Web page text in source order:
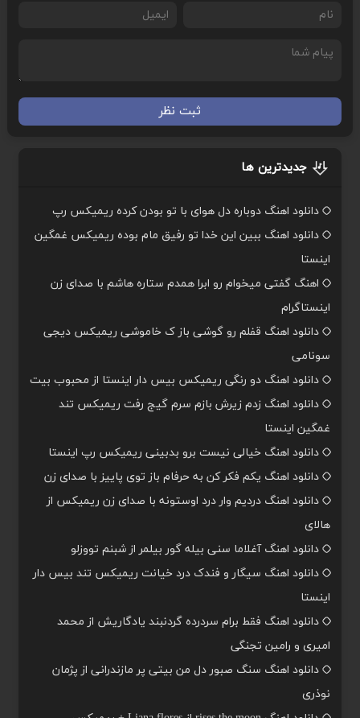
ثبت نظر
جدیدترین ها
دانلود اهنگ دوباره دل هوای با تو بودن کرده ریمیکس رپ
دانلود اهنگ ببین این خدا تو رفیق مام بوده ریمیکس غمگین
اینستا
اهنگ گفتی میخوام رو ابرا همدم ستاره هاشم با صدای زن
اینستاگرام
دانلود اهنگ قفلم رو گوشی باز ک خاموشی ریمیکس دیجی
سونامی
دانلود اهنگ دو رنگی ریمیکس بیس دار اینستا از محبوب بیت
دانلود اهنگ زدم زیرش بازم سرم گیج رفت ریمیکس تند
غمگین اینستا
دانلود اهنگ خیالی نیست برو بدبینی ریمیکس رپ اینستا
دانلود اهنگ یکم فکر کن به حرفام باز توی پاییز با صدای زن
دانلود اهنگ دردیم وار درد اوستونه با صدای زن ریمیکس از
هالای
دانلود اهنگ آغلاما سنی بیله گور بیلمر از شبنم تووزلو
دانلود اهنگ سیگار و فندک درد خیانت ریمیکس تند بیس دار
اینستا
دانلود اهنگ فقط برام سردرده گردنبند یادگاریش از محمد
امیری و رامین تجنگی
دانلود اهنگ سنگ صبور دل من بیتی پر مازندرانی از پژمان
نوذری